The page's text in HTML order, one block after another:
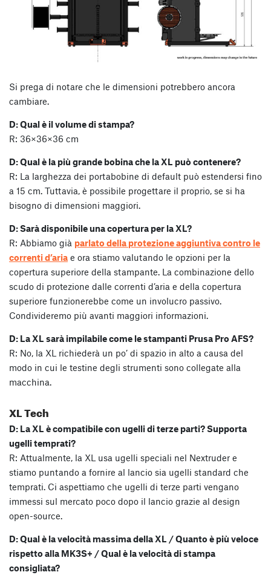
Si prega di notare che le dimensioni potrebbero ancora
cambiare.
D: Qual è il volume di stampa?
R: 36×36×36 cm
D: Qual è la più grande bobina che la XL può contenere?
R: La larghezza dei portabobine di default può estendersi fino
a 15 cm. Tuttavia, è possibile progettare il proprio, se si ha
bisogno di dimensioni maggiori.
D: Sarà disponibile una copertura per la XL?
R: Abbiamo già parlato della protezione aggiuntiva contro le
correnti d’aria e ora stiamo valutando le opzioni per la
copertura superiore della stampante. La combinazione dello
scudo di protezione dalle correnti d’aria e della copertura
superiore funzionerebbe come un involucro passivo.
Condivideremo più avanti maggiori informazioni.
D: La XL sarà impilabile come le stampanti Prusa Pro AFS?
R: No, la XL richiederà un po’ di spazio in alto a causa del
modo in cui le testine degli strumenti sono collegate alla
macchina.
XL Tech
D: La XL è compatibile con ugelli di terze parti? Supporta
ugelli temprati?
R: Attualmente, la XL usa ugelli speciali nel Nextruder e
stiamo puntando a fornire al lancio sia ugelli standard che
temprati. Ci aspettiamo che ugelli di terze parti vengano
immessi sul mercato poco dopo il lancio grazie al design
open-source.
D: Qual è la velocità massima della XL / Quanto è più veloce
rispetto alla MK3S+ / Qual è la velocità di stampa
consigliata?